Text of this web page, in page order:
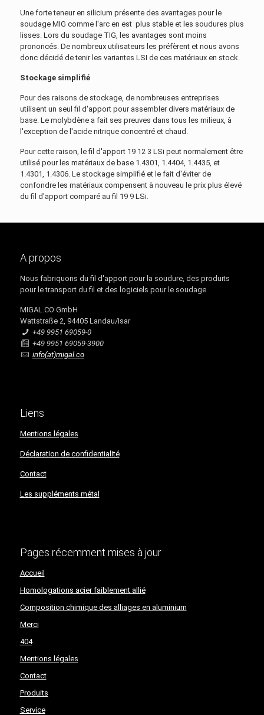
Une forte teneur en silicium présente des avantages pour le
soudage MIG comme l'arc en est plus stable et les soudures plus
lisses. Lors du soudage TIG, les avantages sont moins
prononcés. De nombreux utilisateurs les préfèrent et nous avons
donc décidé de tenir les variantes LSI de ces matériaux en stock.
Stockage simplifié
Pour des raisons de stockage, de nombreuses entreprises
utilisent un seul fil d'apport pour assembler divers matériaux de
base. Le molybdène a fait ses preuves dans tous les milieux, à
l'exception de l'acide nitrique concentré et chaud.
Pour cette raison, le fil d'apport 19 12 3 LSi peut normalement être
utilisé pour les matériaux de base 1.4301, 1.4404, 1.4435, et
1.4301, 1.4306. Le stockage simplifié et le fait d'éviter de
confondre les matériaux compensent à nouveau le prix plus élevé
du fil d'apport comparé au fil 19 9 LSi.
A propos
Nous fabriquons du fil d'apport pour la soudure, des produits
pour le transport du fil et des logiciels pour le soudage
MIGAL.CO GmbH
Wattstraße 2, 94405 Landau/Isar
+49 9951 69059-0
+49 9951 69059-3900
info(at)migal.co
Liens
Mentions légales
Déclaration de confidentialité​​​​​​​
Contact
Les suppléments métal
Pages récemment mises à jour
Accueil
Homologations acier faiblement allié
Composition chimique des alliages en aluminium
Merci
404
Mentions légales
Contact
Produits
Service